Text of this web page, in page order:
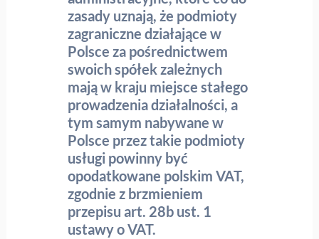
zasady uznają, że podmioty
zagraniczne działające w
Polsce za pośrednictwem
swoich spółek zależnych
mają w kraju miejsce stałego
prowadzenia działalności, a
tym samym nabywane w
Polsce przez takie podmioty
usługi powinny być
opodatkowane polskim VAT,
zgodnie z brzmieniem
przepisu art. 28b ust. 1
ustawy o VAT.